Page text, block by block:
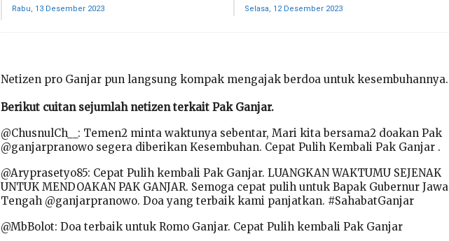
Rabu, 13 Desember 2023 Selasa, 12 Desember 2023
Netizen pro Ganjar pun langsung kompak mengajak berdoa untuk kesembuhannya.
Berikut cuitan sejumlah netizen terkait Pak Ganjar.
@ChusnulCh__: Temen2 minta waktunya sebentar, Mari kita bersama2 doakan Pak
@ganjarpranowo segera diberikan Kesembuhan. Cepat Pulih Kembali Pak Ganjar .
@Aryprasetyo85: Cepat Pulih kembali Pak Ganjar. LUANGKAN WAKTUMU SEJENAK
UNTUK MENDOAKAN PAK GANJAR. Semoga cepat pulih untuk Bapak Gubernur Jawa
Tengah @ganjarpranowo. Doa yang terbaik kami panjatkan. #SahabatGanjar
@MbBolot: Doa terbaik untuk Romo Ganjar. Cepat Pulih kembali Pak Ganjar